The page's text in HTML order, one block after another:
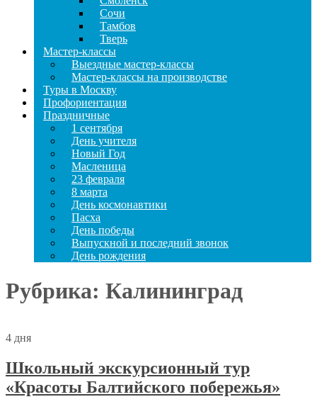
Сочи
Тамбов
Тверь
Мастер-классы
Выездные мастер-классы
Мастер-классы на производстве
Туры в Москву
Профориентация
Праздничные
1 сентября
День учителя
Новый Год
Масленица
23 февраля
8 марта
День космонавтики
Пасха
День победы
Выпускной и последний звонок
День рождения
Рубрика: Калининград
4 дня
Школьный экскурсионный тур
«Красоты Балтийского побережья»